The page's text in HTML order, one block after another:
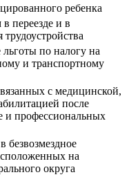
ребенка
переезде и в
по налогу на
и транспортному
с медицинской,
после
и профессиональных
безвозмездное
на
округа